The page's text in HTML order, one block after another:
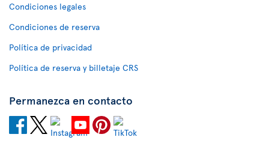
Condiciones legales
Condiciones de reserva
Política de privacidad
Política de reserva y billetaje CRS
Permanezca en contacto